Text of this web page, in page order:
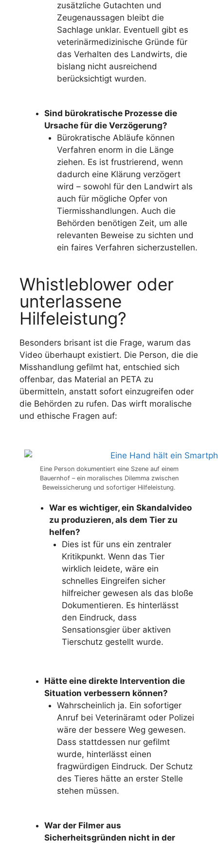
zusätzliche Gutachten und
Zeugenaussagen bleibt die
Sachlage unklar. Eventuell gibt es
veterinärmedizinische Gründe für
das Verhalten des Landwirts, die
bislang nicht ausreichend
berücksichtigt wurden.
Sind bürokratische Prozesse die
Ursache für die Verzögerung?
Bürokratische Abläufe können
Verfahren enorm in die Länge
ziehen. Es ist frustrierend, wenn
dadurch eine Klärung verzögert
wird – sowohl für den Landwirt als
auch für mögliche Opfer von
Tiermisshandlungen. Auch die
Behörden benötigen Zeit, um alle
relevanten Beweise zu sichten und
ein faires Verfahren sicherzustellen.
Whistleblower oder
unterlassene
Hilfeleistung?
Besonders brisant ist die Frage, warum das
Video überhaupt existiert. Die Person, die die
Misshandlung gefilmt hat, entschied sich
offenbar, das Material an PETA zu
übermitteln, anstatt sofort einzugreifen oder
die Behörden zu rufen. Das wirft moralische
und ethische Fragen auf:
Eine Person dokumentiert eine Szene auf einem
Bauernhof – ein moralisches Dilemma zwischen
Beweissicherung und sofortiger Hilfeleistung.
War es wichtiger, ein Skandalvideo
zu produzieren, als dem Tier zu
helfen?
Dies ist für uns ein zentraler
Kritikpunkt. Wenn das Tier
wirklich leidete, wäre ein
schnelles Eingreifen sicher
hilfreicher gewesen als das bloße
Dokumentieren. Es hinterlässt
den Eindruck, dass
Sensationsgier über aktiven
Tierschutz gestellt wurde.
Hätte eine direkte Intervention die
Situation verbessern können?
Wahrscheinlich ja. Ein sofortiger
Anruf bei Veterinäramt oder Polizei
wäre der bessere Weg gewesen.
Dass stattdessen nur gefilmt
wurde, hinterlässt einen
fragwürdigen Eindruck. Der Schutz
des Tieres hätte an erster Stelle
stehen müssen.
War der Filmer aus
Sicherheitsgründen nicht in der